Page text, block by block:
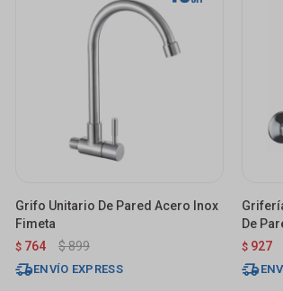
Grifo Unitario De Pared Acero Inox
Fimeta
$ 764 $899
ENVÍO EXPRESS
De
$ 927